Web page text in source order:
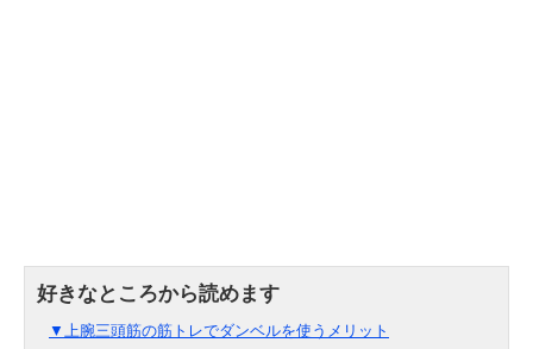
▼上腕三頭筋の筋トレでダンベルを使うメリット